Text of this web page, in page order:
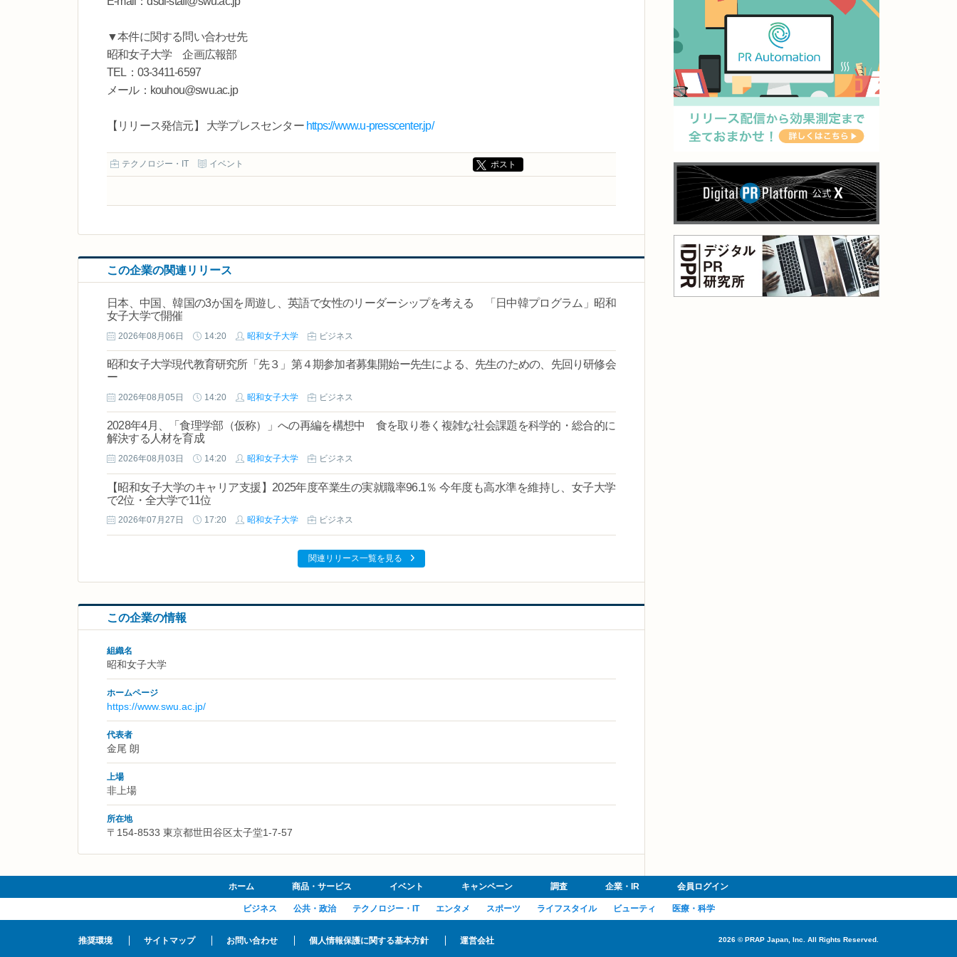
▼本件に関する問い合わせ先
昭和女子大学 企画広報部
TEL：03-3411-6597
メール：kouhou@swu.ac.jp
【リリース発信元】 大学プレスセンター https://www.u-presscenter.jp/
テクノロジー・IT イベント ポスト
この企業の関連リリース
日本、中国、韓国の3か国を周遊し、英語で女性のリーダーシップを考える 「日中韓プログラム」昭和
女子大学で開催
2026年08月06日 14:20 昭和女子大学 ビジネス
昭和女子大学現代教育研究所「先３」第４期参加者募集開始ー先生による、先生のための、先回り研修会
ー
2026年08月05日 14:20 昭和女子大学 ビジネス
2028年4月、「食理学部（仮称）」への再編を構想中 食を取り巻く複雑な社会課題を科学的・総合的に
解決する人材を育成
2026年08月03日 14:20 昭和女子大学 ビジネス
【昭和女子大学のキャリア支援】2025年度卒業生の実就職率96.1％ 今年度も高水準を維持し、女子大学
で2位・全大学で11位
2026年07月27日 17:20 昭和女子大学 ビジネス
関連リリース一覧を見る
この企業の情報
組織名
昭和女子大学
ホームページ
https://www.swu.ac.jp/
代表者
金尾 朗
上場
非上場
所在地
〒154-8533 東京都世田谷区太子堂1-7-57
ホーム 商品・サービス イベント キャンペーン 調査 企業・IR 会員ログイン
ビジネス 公共・政治 テクノロジー・IT エンタメ スポーツ ライフスタイル ビューティ 医療・科学
推奨環境 サイトマップ お問い合わせ 個人情報保護に関する基本方針 運営会社 2026 ©PRAP Japan, Inc. All Rights Reserved.